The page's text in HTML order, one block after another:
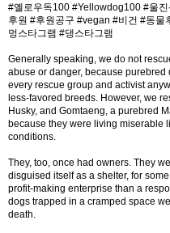
#옐로우독100 #Yellowdog100 #울
후원 #후원공구 #vegan #비건 #동
멍스타그램 #댕스타그램
Generally speaking, we do not
abuse or danger, because
every rescue group and activist
less-favored breeds. However, we
Husky, and Gomtaeng, a purebred
because they were living miserable
conditions.
They, too, once had owners. They
disguised itself as a shelter, for
profit-making enterprise than a
dogs trapped in a cramped space
death.